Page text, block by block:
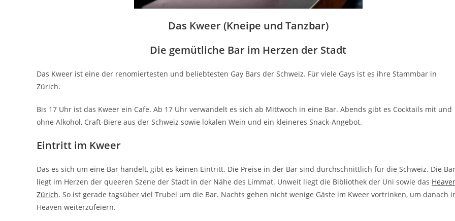
Das Kweer (Kneipe und Tanzbar)
Die gemütliche Bar im Herzen der Stadt
Das Kweer ist eine der renomiertesten und beliebtesten Gay Bars der Schweiz. Für viele Gays ist es ihre Stammbar in
Zürich.
Bis 17 Uhr ist das Kweer ein Cafe. Ab 17 Uhr verwandelt es sich ab Mittwoch in eine Bar. Abends gibt es Cocktails mit und
ohne Alkohol, Craft-Biere aus der Schweiz sowie lokalen Wein und ein kleineres Snack-Angebot.
Eintritt im Kweer
Das es sich um eine Bar handelt, gibt es keinen Eintritt. Die Preise in der Bar sind durchschnittlich für die Schweiz. Die Bar
liegt im Herzen der queeren Szene der Stadt in der Nähe des Limmat. Unweit liegt die Bibliothek der Uni sowie das
Zürich. So ist gerade tagsüber viel Trubel um die Bar. Nachts gehen nicht wenige Gäste im Kweer vortrinken, um danach
Heaven weiterzufeiern.